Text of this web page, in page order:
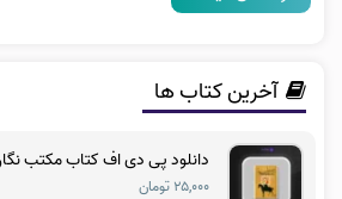
آخرین کتاب ها
دانلود پی دی اف کتاب مکتب
۲۵,۰۰۰ تومان